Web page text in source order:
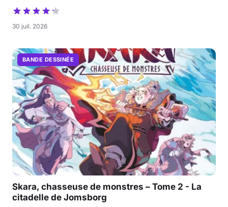
30 juil. 2026
BANDE DESSINÉE
Skara, chasseuse de monstres – Tome 2 - La
citadelle de Jomsborg